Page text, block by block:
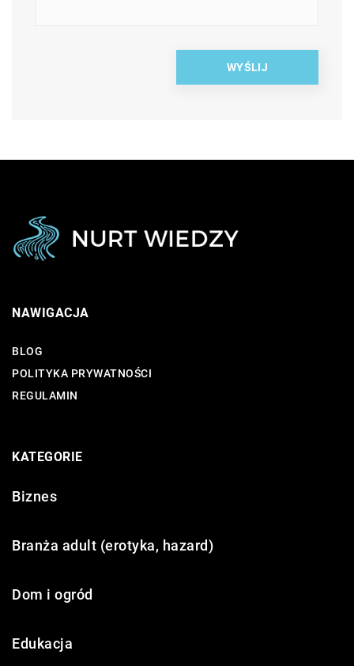
NAWIGACJA
BLOG
POLITYKA PRYWATNOŚCI
REGULAMIN
KATEGORIE
Biznes
Branża adult (erotyka, hazard)
Dom i ogród
Edukacja